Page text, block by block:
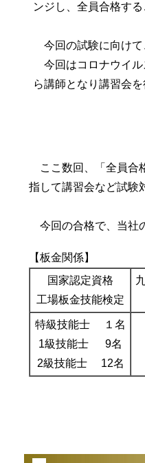
ンジし、全員合格する
今回の試験に向けて
今回はコロナウイル
ら講師となり講習会を
ここ数回、「全員合
指して講習会など試験
今回の合格で、当社
【板金関係】
国家認定資格
工場板金技能検定
特級技能士 １名
1級技能士 9名
2級技能士 12名